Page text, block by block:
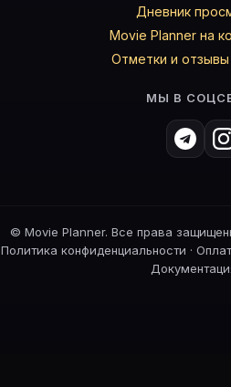
Дневник
Movie Planner на
Отметки и
МЫ В
© Movie Planner. Все права
Политика конфиденциальности ·